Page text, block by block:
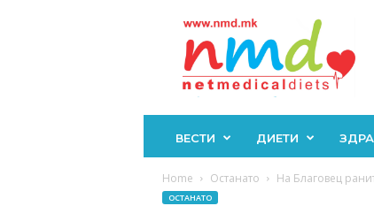
ВЕСТИ ДИЕТИ
Home Останато На Благовец
ОСТАНАТО